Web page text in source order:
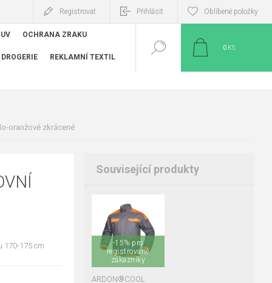
Registrovat Přihlásit Oblíbené položky
OCHRANA ZRAKU
DROGERIE REKLAMNÍ TEXTIL
0 KS
oranžové zkrácené
170-175 cm
Související produkty
-15% pro
registrované
zákazníky
ARDON®COOL
S M L
XL
2XL
3XL
4XL
5XL